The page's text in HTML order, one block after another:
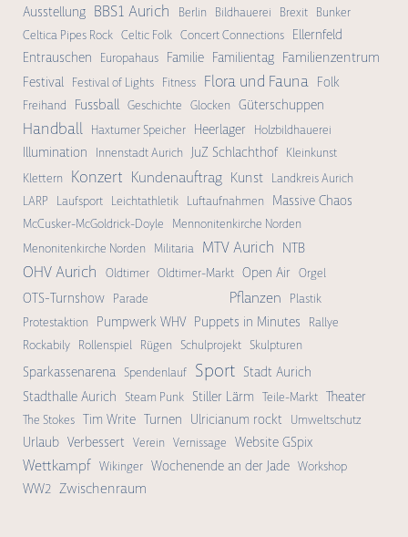
Ausstellung BBS1 Aurich Berlin Bildhauerei Brexit Bunker
Celtica Pipes Rock Celtic Folk Concert Connections Ellernfeld
Entrauschen
Europahaus Familie Familientag Familienzentrum
Festival Festival of Lights Fitness Flora und Fauna Folk
Freihand Fussball Geschichte Glocken Güterschuppen
Handball Haxtumer Speicher Heerlager Holzbildhauerei
Illumination Innenstadt Aurich JuZ Schlachthof Kleinkunst
Klettern
Konzert Kundenauftrag Kunst Landkreis Aurich
LARP Laufsport Leichtathletik Luftaufnahmen Massive Chaos
McCusker-McGoldrick-Doyle
Mennonitenkirche Norden
Menonitenkirche Norden
Militaria MTV Aurich NTB
OHV Aurich Oldtimer Oldtimer-Markt Open Air Orgel
OTS-Turnshow Parade Pflanzen
Plastik
Protestaktion
Pumpwerk WHV Puppets in Minutes
Rallye
Rockabily Rollenspiel Rügen Schulprojekt Skulpturen
Sparkassenarena Spendenlauf Sport Stadt Aurich
Stadthalle Aurich Steam Punk Stiller Lärm Teile-Markt Theater
The Stokes Tim Write Turnen Ulricianum rockt Umweltschutz
Urlaub Verbessert Verein Vernissage Website GSpix
Wettkampf Wikinger Wochenende an der Jade Workshop
WW2 Zwischenraum